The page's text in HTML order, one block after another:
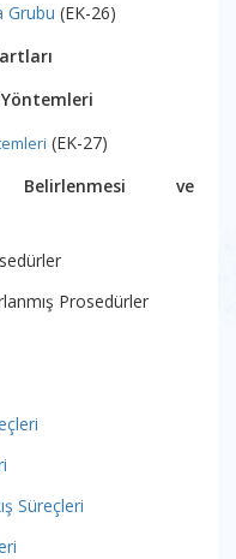
Grubu (EK-26)
(EK-27)
Belirlenmesi ve
Prosedürler
Süreçleri